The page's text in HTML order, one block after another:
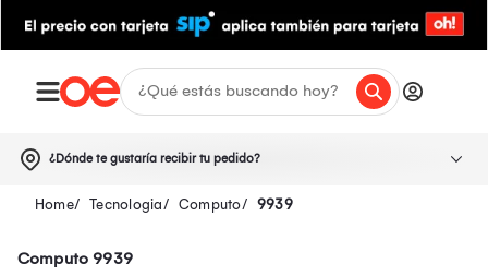
¿Dónde te gustaría recibir tu pedido?
Tecnologia Computo 9939
Computo 9939